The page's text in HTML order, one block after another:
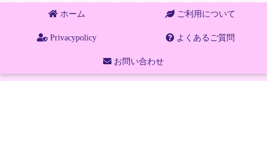
ホーム ご利用について
Privacypolicy よくあるご質問
お問い合わせ